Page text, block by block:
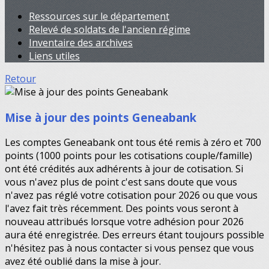
Ressources sur le département
Relevé de soldats de l'ancien régime
Inventaire des archives
Liens utiles
Retour
Mise à jour des points Geneabank
Les comptes Geneabank ont tous été remis à zéro et 700
points (1000 points pour les cotisations couple/famille)
ont été crédités aux adhérents à jour de cotisation. Si
vous n'avez plus de point c'est sans doute que vous
n'avez pas réglé votre cotisation pour 2026 ou que vous
l'avez fait très récemment. Des points vous seront à
nouveau attribués lorsque votre adhésion pour 2026
aura été enregistrée. Des erreurs étant toujours possible
n'hésitez pas à nous contacter si vous pensez que vous
avez été oublié dans la mise à jour.